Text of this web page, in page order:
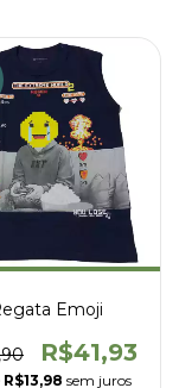
Emoji
R$41,93
R$13,98 sem juros